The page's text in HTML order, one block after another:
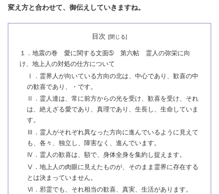
変え方と合わせて、御伝えしていきますね。
目次
１．地震の巻 愛に関する文面➄ 第六帖 霊人の弥栄に向
け、地上人の対処の仕方について
Ⅰ．霊界人が向いている方向の北は、中心であり、歓喜の中
の歓喜であり、・です。
Ⅱ．霊人達は、常に前方からの光を受け、歓喜を受け、それ
は、絶えざる愛であり、真理であり、生長し、生命していま
す。
Ⅲ．霊人がそれぞれ異なった方向に進んでいるように見えて
も、各々、独立し、障害なく、進んでいます。
Ⅳ．霊人の歓喜は、額で、身体全身を集約し捉えます。
Ⅴ．地上人の肉眼に見えたものが、そのまま霊界に存在する
とは決まっていません。
Ⅵ．邪霊でも、それ相当の歓喜、真実、生活があります。